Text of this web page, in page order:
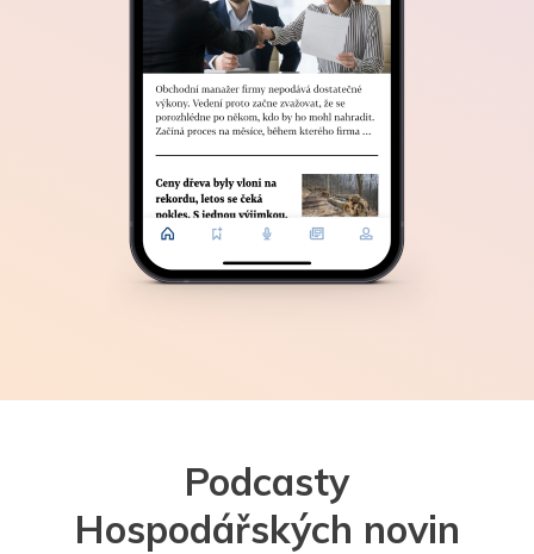
Podcasty
Hospodářských novin